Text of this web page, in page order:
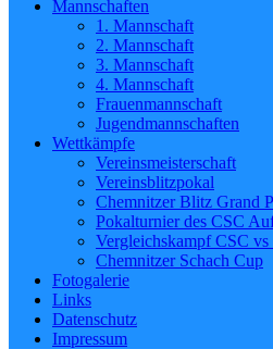
Mannschaften
1. Mannschaft
2. Mannschaft
3. Mannschaft
4. Mannschaft
Frauenmannschaft
Jugendmannschaften
Wettkämpfe
Vereinsmeisterschaft
Vereinsblitzpokal
Chemnitzer Blitz Grand
Pokalturnier des CSC
Vergleichskampf CSC vs
Chemnitzer Schach Cup
Fotogalerie
Links
Datenschutz
Impressum